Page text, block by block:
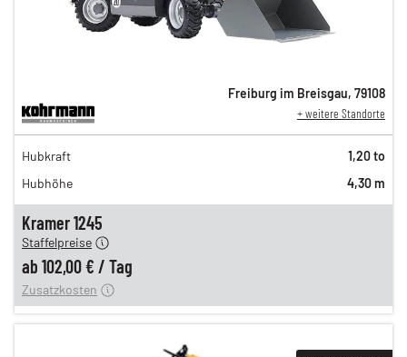
Kramer 1245
174,00 €
146,00 €
121,00 €
Staffelpreise
ab 102,00 € / Tag
12,00 €
Zusatzkosten
Freiburg im Breisgau, 79108
+ weitere Standorte
Hubkraft
1,20 to
Hubhöhe
4,30 m